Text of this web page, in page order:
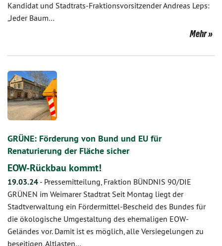
Kandidat und Stadtrats-Fraktionsvorsitzender Andreas Leps:
„Jeder Baum…
Mehr
GRÜNE: Förderung von Bund und EU für
Renaturierung der Fläche sicher
EOW-Rückbau kommt!
19.03.24 - Pressemitteilung, Fraktion BÜNDNIS 90/DIE
GRÜNEN im Weimarer Stadtrat Seit Montag liegt der
Stadtverwaltung ein Fördermittel-Bescheid des Bundes für
die ökologische Umgestaltung des ehemaligen EOW-
Geländes vor. Damit ist es möglich, alle Versiegelungen zu
beseitigen, Altlasten…